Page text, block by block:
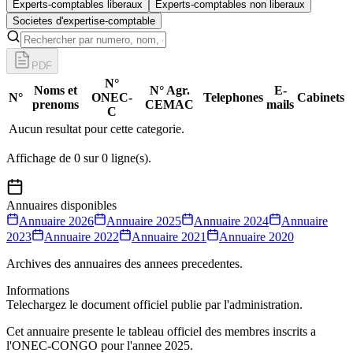
Experts-comptables liberaux
Experts-comptables non liberaux
Societes d'expertise-comptable
PDF
N°
Noms et
prenoms
N°
ONEC-
C
N° Agr.
CEMAC
Telephones
E-
mails
Cabinets
Aucun resultat pour cette categorie.
Affichage de 0 sur0 ligne(s).
Annuaires disponibles
Annuaire 2026 Annuaire 2025 Annuaire 2024
Annuaire
2023
Annuaire 2022 Annuaire 2021 Annuaire 2020
Archives des annuaires des annees precedentes.
Informations
Telechargez le document officiel publie par l'administration.
Cet annuaire presente le tableau officiel des membres inscrits a
l'ONEC-CONGO pour l'annee 2025.